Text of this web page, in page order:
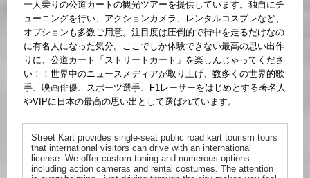
一人乗りの公道カートの観光ツアーを提供しています。独自にチ
ューニングを行い、アクションカメラ、レンタルコスプレなど、
オプションも多数ご用意。注目度は圧倒的で街中を走るだけなの
に有名人になった気分。ここでしか体験できない最高の思い出作
りに、公道カート「ストリートカート」を楽しんじゃってくださ
い！！世界中のニュースメディアが取り上げ、数多くの世界的歌
手、映画俳優、スポーツ選手、F1レーサーをはじめとする著名人
やVIPに日本の最高の思い出として選ばれています。
Street Kart provides single-seat public road kart tourism tours
that international visitors can drive with an international
license. We offer custom tuning and numerous options
including action cameras and rental costumes. The attention